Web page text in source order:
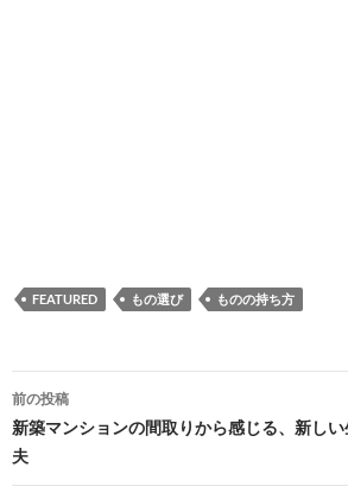
FEATURED もの選び ものの持ち方
投
稿
ナ
前の投稿
新築マンションの間取りから感じる、新し
夫